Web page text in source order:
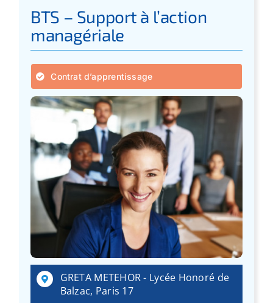
BTS – Support à l’action
managériale
Contrat d’apprentissage
GRETA METEHOR - Lycée Honoré de
Balzac, Paris 17